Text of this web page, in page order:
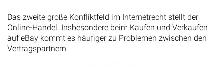
Das zweite große Konfliktfeld im Internetrecht stellt der
Online-Handel. Insbesondere beim Kaufen und Verkaufen
auf eBay kommt es häufiger zu Problemen zwischen den
Vertragspartnern.